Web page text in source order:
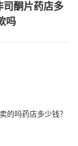
司酮片药店多
吗
的吗药店多少钱？